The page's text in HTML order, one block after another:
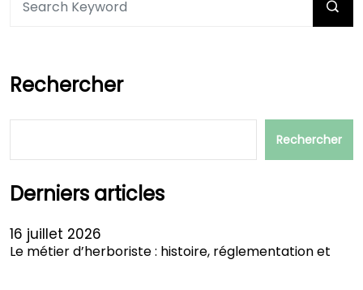
Rechercher
Rechercher
Derniers articles
16 juillet 2026
Le métier d’herboriste : histoire, réglementation et